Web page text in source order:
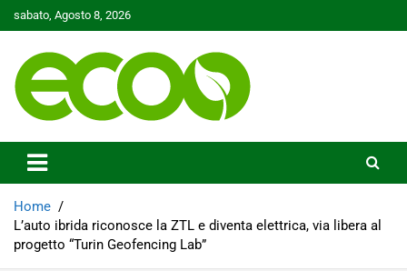
to
sabato, Agosto 8, 2026
Ecoo.it
Home
L’auto ibrida riconosce la ZTL e diventa elettrica, via libera al
progetto “Turin Geofencing Lab”